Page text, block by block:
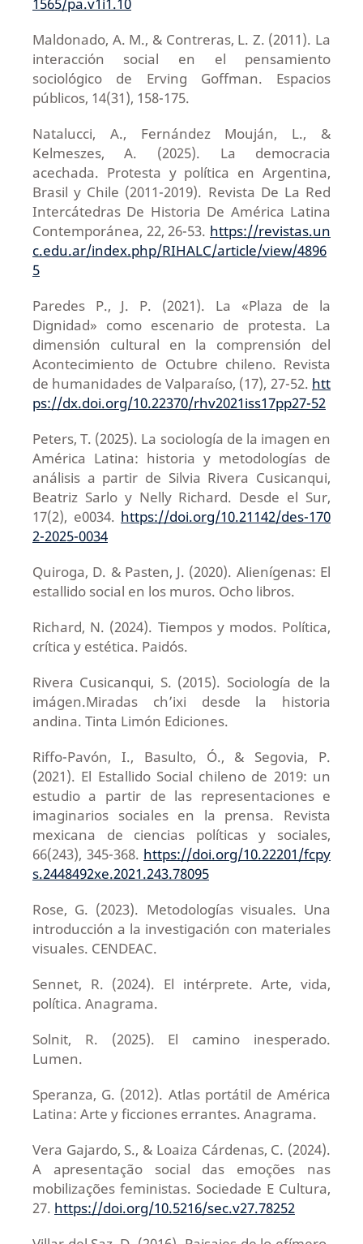
Maldonado, A. M., & Contreras, L. Z. (2011). La
interacción social en el pensamiento
sociológico de Erving Goffman. Espacios
públicos, 14(31), 158-175.
Natalucci, A., Fernández Mouján, L., &
Kelmeszes, A. (2025). La democracia
acechada. Protesta y política en Argentina,
Brasil y Chile (2011-2019). Revista De La Red
Intercátedras De Historia De América Latina
Contemporánea, 22, 26-53. https://revistas.un
c.edu.ar/index.php/RIHALC/article/view/4896
5
Paredes P., J. P. (2021). La «Plaza de la
Dignidad» como escenario de protesta. La
dimensión cultural en la comprensión del
Acontecimiento de Octubre chileno. Revista
de humanidades de Valparaíso, (17), 27-52. htt
ps://dx.doi.org/10.22370/rhv2021iss17pp27-52
Peters, T. (2025). La sociología de la imagen en
América Latina: historia y metodologías de
análisis a partir de Silvia Rivera Cusicanqui,
Beatriz Sarlo y Nelly Richard. Desde el Sur,
17(2), e0034. https://doi.org/10.21142/des-170
2-2025-0034
Quiroga, D. & Pasten, J. (2020). Alienígenas: El
estallido social en los muros. Ocho libros.
Richard, N. (2024). Tiempos y modos. Política,
crítica y estética. Paidós.
Rivera Cusicanqui, S. (2015). Sociología de la
imágen.Miradas ch’ixi desde la historia
andina. Tinta Limón Ediciones.
Riffo-Pavón, I., Basulto, Ó., & Segovia, P.
(2021). El Estallido Social chileno de 2019: un
estudio a partir de las representaciones e
imaginarios sociales en la prensa. Revista
mexicana de ciencias políticas y sociales,
66(243), 345-368. https://doi.org/10.22201/fcpy
s.2448492xe.2021.243.78095
Rose, G. (2023). Metodologías visuales. Una
introducción a la investigación con materiales
visuales. CENDEAC.
Sennet, R. (2024). El intérprete. Arte, vida,
política. Anagrama.
Solnit, R. (2025). El camino inesperado.
Lumen.
Speranza, G. (2012). Atlas portátil de América
Latina: Arte y ficciones errantes. Anagrama.
Vera Gajardo, S., & Loaiza Cárdenas, C. (2024).
A apresentação social das emoções nas
mobilizações feministas. Sociedade E Cultura,
27. https://doi.org/10.5216/sec.v27.78252